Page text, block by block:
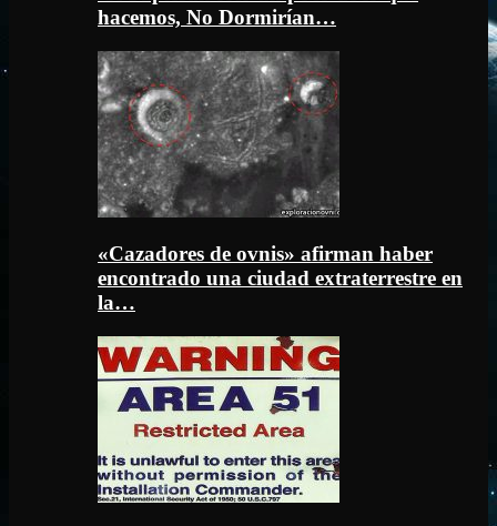
hacemos, No Dormirían…
«Cazadores de ovnis» afirman haber
encontrado una ciudad extraterrestre en
la…